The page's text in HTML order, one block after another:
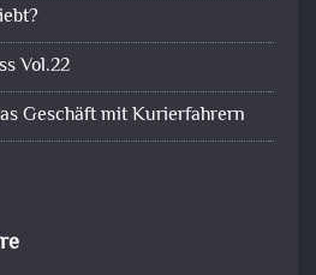
Vol.22
Geschäft mit Kurierfahrern